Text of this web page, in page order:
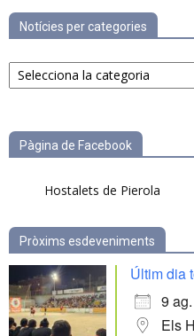
Notícies per categories
Notícies
per
Pàgina de Facebook
Hostalets de Pierola
Pròxims esdeveniments
Últim dia
9
Els